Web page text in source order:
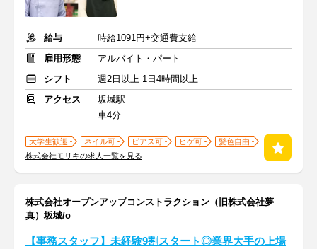
給与
時給1091円+交通費支給
雇用形態
アルバイト・パート
シフト
週2日以上 1日4時間以上
アクセス
坂城駅
車4分
大学生歓迎 ネイル可 ピアス可 ヒゲ可
髪色自由
株式会社モリキの求人一覧を見る
株式会社オープンアップコンストラクション（旧株式会社夢
真）坂城/o
【事務スタッフ】未経験9割スタート◎業界大手の上場